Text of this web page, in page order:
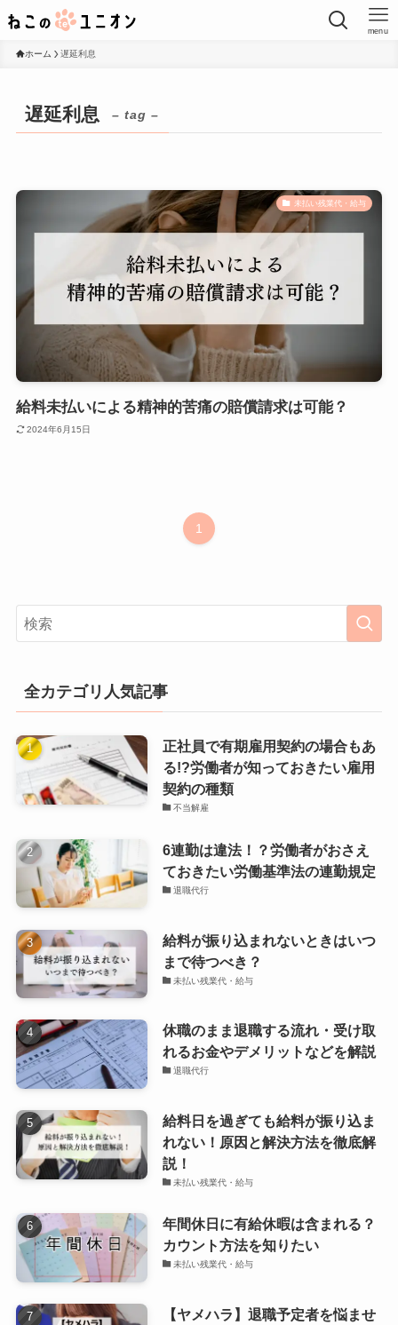
menu
ホーム 遅延利息
遅延利息 – tag –
未払い残業代・給与
給料未払いによる精神的苦痛の賠償請求は可能？
2024年6月15日
1
全カテゴリ人気記事
正社員で有期雇用契約の場合もあ
る!?労働者が知っておきたい雇用
契約の種類
不当解雇
6連勤は違法！？労働者がおさえ
ておきたい労働基準法の連勤規定
退職代行
給料が振り込まれないときはいつ
まで待つべき？
未払い残業代・給与
休職のまま退職する流れ・受け取
れるお金やデメリットなどを解説
退職代行
給料日を過ぎても給料が振り込ま
れない！原因と解決方法を徹底解
説！
未払い残業代・給与
年間休日に有給休暇は含まれる？
カウント方法を知りたい
未払い残業代・給与
【ヤメハラ】退職予定者を悩ませ